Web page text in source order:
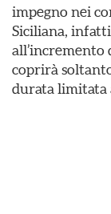
impegno nei
Siciliana,
coprirà
durata limitata